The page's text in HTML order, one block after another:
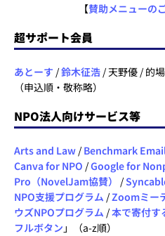
【賛助メニューの
超サポート会員
あとーす /鈴木征浩 / 天野優 / 的
（申込順・敬称略）
NPO法人向けサービス等
Arts and Law / Benchmark
Canva for NPO /Google for
Pro（NovelJam協賛）
/
NPO支援プログラム /Zoomミー
ウズNPOプログラム /本で寄付す
フルボタン 」（a-z順）